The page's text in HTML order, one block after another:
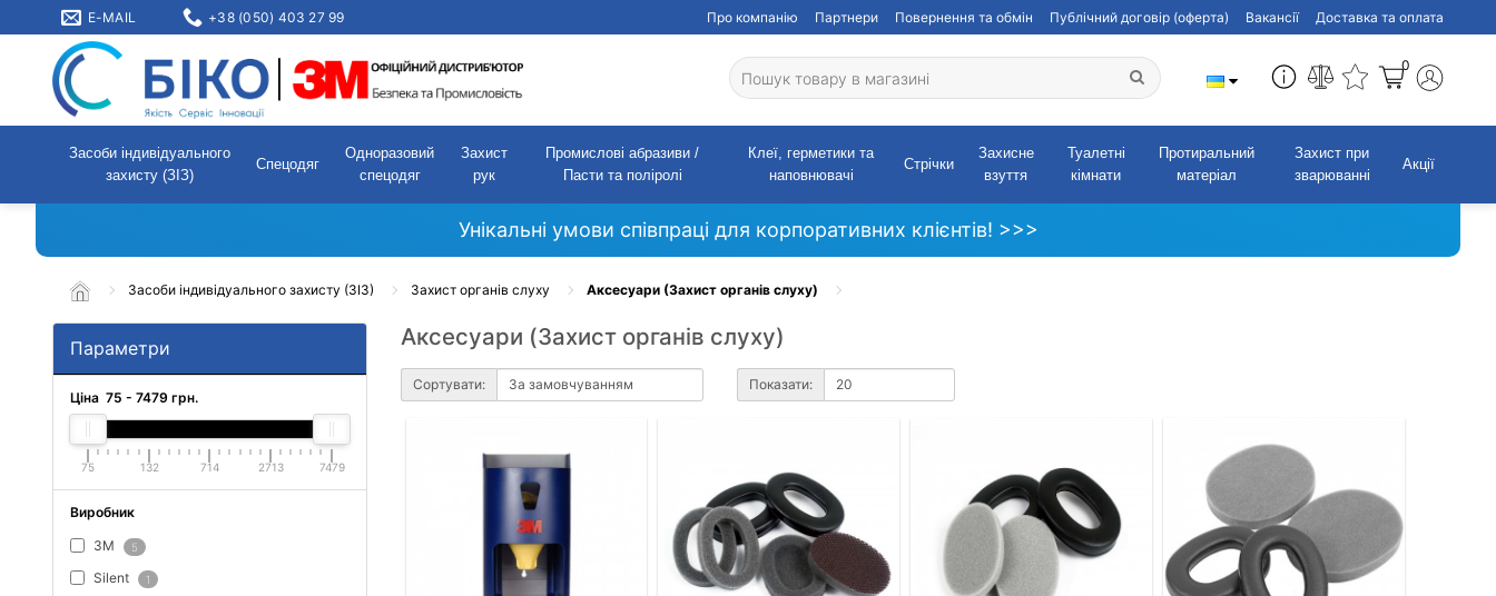
E-MAIL +38 (050) 403 27 99 Про компанію Партнери Повернення та обмін Публічний договір (оферта) Вакансії Доставка та оплата
0
Засоби індивідуального
захисту (ЗІЗ)
Спецодяг
Одноразовий
спецодяг
Захист
рук
Промислові абразиви /
Пасти та поліролі
Клеї, герметики та
наповнювачі
Стрічки
Захисне
взуття
Туалетні
кімнати
Протиральний
матеріал
Захист при
зварюванні
Акції
Унікальні умови співпраці для корпоративних клієнтів! >>>
Засоби індивідуального захисту (ЗІЗ) Захист органів слуху Аксесуари (Захист органів слуху)
Параметри
Ціна 75 - 7479 грн.
75 132 714 2713 7479
Виробник
3M 5
Silent 1
Аксесуари (Захист органів слуху)
Сортувати: Показати: